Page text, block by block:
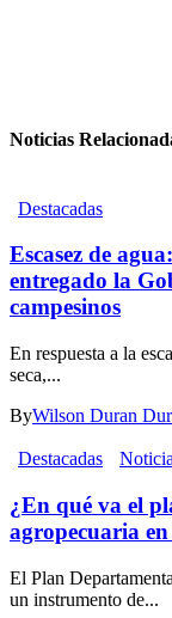
Noticias
Destacadas
Escasez de
entregado la
campesinos
En respuesta a la
seca,...
ByWilson Duran
Destacadas
¿En qué va el
agropecuaria
El Plan
un instrumento de...